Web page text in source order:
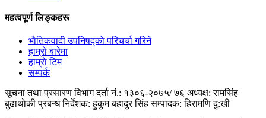
महत्वपूर्ण लिङ्कहरू
भाैतिकवादी उपनिषद्काे परिचर्चा गरिने
हाम्राे बारेमा
हाम्राे टिम
सम्पर्क
सूचना तथा प्रसारण विभाग दर्ता नं.: १३०६-२०७५/ ७६ अध्यक्ष: रामसिंह
बुढाथाेकी प्रबन्ध निर्देशक: हुकुम बहादुर सिंह सम्पादक: हिरामणि दु:खी